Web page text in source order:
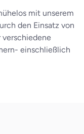
mit unserem
den Einsatz von
verschiedene
einschließlich